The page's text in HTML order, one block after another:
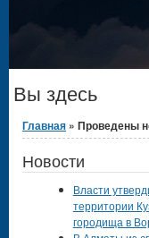
Вы здесь
Главная » Проведены
Новости
Власти
территории
городища в